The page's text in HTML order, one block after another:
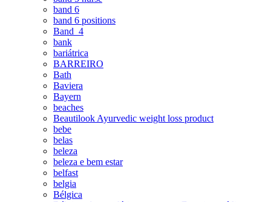
band 6
band 6 positions
Band_4
bank
bariátrica
BARREIRO
Bath
Baviera
Bayern
beaches
Beautilook Ayurvedic weight loss product
bebe
belas
beleza
beleza e bem estar
belfast
belgia
Bélgica